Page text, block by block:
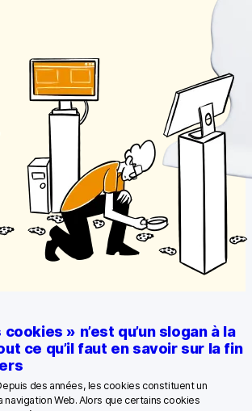
cookies » n’est qu’un slogan à la
ce qu’il faut en savoir sur la fin
des années, les cookies constituent un
navigation Web. Alors que certains cookies